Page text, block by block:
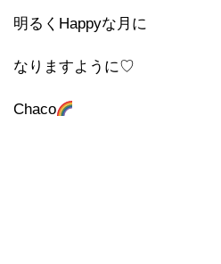
明るくHappyな月に
なりますように♡
Chaco